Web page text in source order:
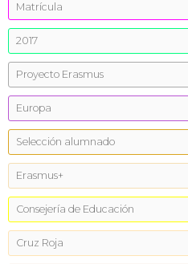
Matrícula
2017
Proyecto Erasmus
Europa
Selección alumnado
Erasmus+
Consejería de Educación
Cruz Roja